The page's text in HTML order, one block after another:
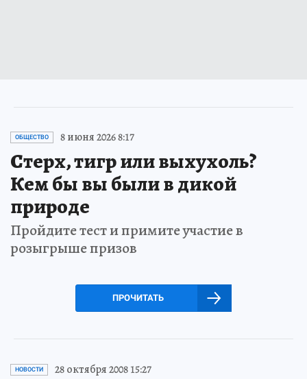
ОБЩЕСТВО 8 июня 2026 8:17
Стерх, тигр или выхухоль?
Кем бы вы были в дикой
природе
Пройдите тест и примите участие в
розыгрыше призов
ПРОЧИТАТЬ
НОВОСТИ 28 октября 2008 15:27